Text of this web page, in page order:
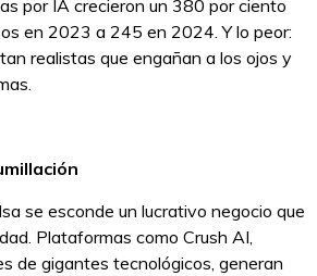
por IA crecieron un 380 por ciento
en 2023 a 245 en 2024. Y lo peor:
realistas que engañan a los ojos y
se esconde un lucrativo negocio que
Plataformas como Crush AI,
de gigantes tecnológicos, generan